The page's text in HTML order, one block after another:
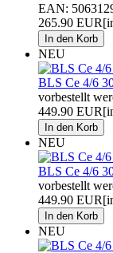
EAN:
265.90 EUR
NEU
BLS Ce 4/6
vorbestellt
449.90 EUR
NEU
BLS Ce 4/6
vorbestellt
449.90 EUR
NEU